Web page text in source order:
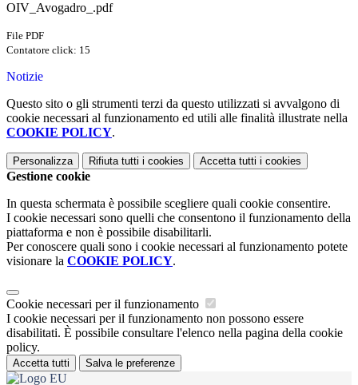
OIV_Avogadro_.pdf
File PDF
Contatore click: 15
Notizie
Questo sito o gli strumenti terzi da questo utilizzati si avvalgono di
cookie necessari al funzionamento ed utili alle finalità illustrate nella
COOKIE POLICY.
Personalizza Rifiuta tutti i cookies Accetta tutti i cookies
Gestione cookie
In questa schermata è possibile scegliere quali cookie consentire.
I cookie necessari sono quelli che consentono il funzionamento della
piattaforma e non è possibile disabilitarli.
Per conoscere quali sono i cookie necessari al funzionamento potete
visionare la COOKIE POLICY.
Cookie necessari per il funzionamento
I cookie necessari per il funzionamento non possono essere
disabilitati. È possibile consultare l'elenco nella pagina della cookie
policy.
Accetta tutti Salva le preferenze